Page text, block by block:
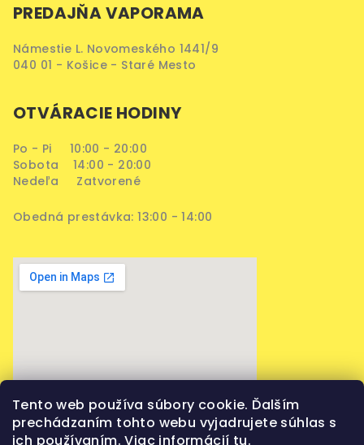
Tento web používa súbory cookie. Ďalším
prechádzaním tohto webu vyjadrujete súhlas s
ich používaním. Viac informácií tu.
PREDAJŇA VAPORAMA
Námestie L. Novomeského 1441/9
040 01 - Košice - Staré Mesto
OTVÁRACIE HODINY
Po - Pi 10:00 - 20:00
Sobota 14:00 - 20:00
Nedeľa Zatvorené
Obedná prestávka: 13:00 - 14:00